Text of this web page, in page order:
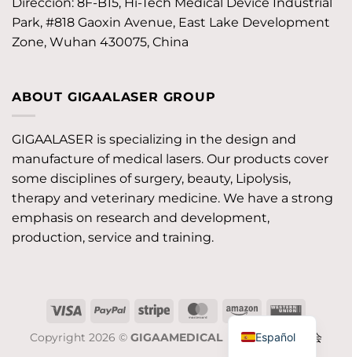
Park, #818 Gaoxin Avenue, East Lake Development
Zone, Wuhan 430075, China
ABOUT GIGAALASER GROUP
GIGAALASER is specializing in the design and
manufacture of medical lasers. Our products cover
some disciplines of surgery, beauty, Lipolysis,
therapy and veterinary medicine. We have a strong
emphasis on research and development,
production, service and training.
Visa PayPal Stripe MasterCardAmazonWestern
Copyright 2026 © GIGAAMEDICAL JOB/工作机会
Español